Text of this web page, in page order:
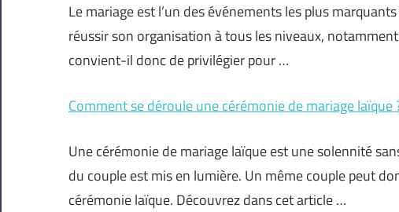
Le mariage est l’un des événements les plus
réussir son organisation à tous les niveaux,
convient-il donc de privilégier pour …
Comment se déroule une cérémonie de mariage laïque
Une cérémonie de mariage laïque est une solennité
du couple est mis en lumière. Un même couple peut
cérémonie laïque. Découvrez dans cet article …